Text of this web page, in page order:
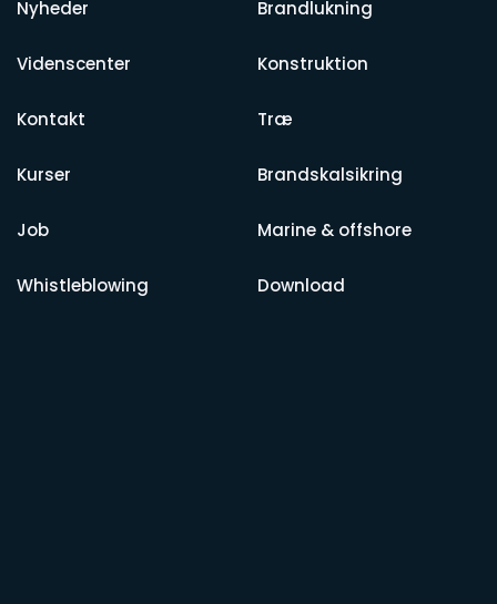
Nyheder
Videnscenter
Kontakt
Kurser
Job
Whistleblowing
Brandlukning
Konstruktion
Træ
Brandskalsikring
Marine & offshore
Download